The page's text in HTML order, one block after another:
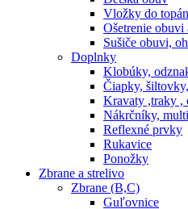
Vložky do
Ošetrenie
Sušiče obuvi,
Doplnky
Klobúky,
Čiapky,
Kravaty ,traky ,
Nákrčníky,
Reflexné prvky
Rukavice
Ponožky
Zbrane a strelivo
Zbrane (B,C)
Guľovnice